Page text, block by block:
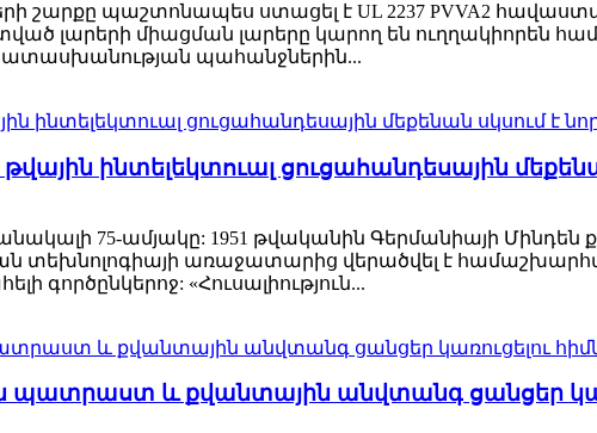
շարքը պաշտոնապես ստացել է UL 2237 PVVA2
լարերի միացման լարերը կարող են ուղղակիորեն
պահանջներին...
ի թվային ինտելեկտուալ ցուցահանդեսային
75-ամյակը: 1951 թվականին Գերմանիայի Մինդեն
տեխնոլոգիայի առաջատարից վերածվել է
գործընկերոջ: «Հուսալիություն...
պատրաստ և քվանտային անվտանգ ցանցեր